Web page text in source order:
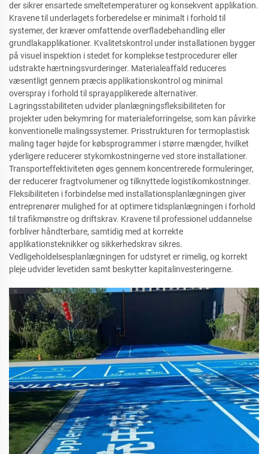
der sikrer ensartede smeltetemperaturer og konsekvent applikation.
Kravene til underlagets forberedelse er minimalt i forhold til
systemer, der kræver omfattende overfladebehandling eller
grundlakapplikationer. Kvalitetskontrol under installationen bygger
på visuel inspektion i stedet for komplekse testprocedurer eller
udstrakte hærtningsvurderinger. Materialeaffald reduceres
væsentligt gennem præcis applikationskontrol og minimal
overspray i forhold til sprayapplikerede alternativer.
Lagringsstabiliteten udvider planlægningsfleksibiliteten for
projekter uden bekymring for materialeforringelse, som kan påvirke
konventionelle malingssystemer. Prisstrukturen for termoplastisk
maling tager højde for købsprogrammer i større mængder, hvilket
yderligere reducerer stykomkostningerne ved store installationer.
Transporteffektiviteten øges gennem koncentrerede formuleringer,
der reducerer fragtvolumener og tilknyttede logistikomkostninger.
Fleksibiliteten i forbindelse med installationsplanlægningen giver
entreprenører mulighed for at optimere tidsplanlægningen i forhold
til trafikmønstre og driftskrav. Kravene til professionel uddannelse
forbliver håndterbare, samtidig med at korrekte
applikationsteknikker og sikkerhedskrav sikres.
Vedligeholdelsesplanlægningen for udstyret er rimelig, og korrekt
pleje udvider levetiden samt beskytter kapitalinvesteringerne.